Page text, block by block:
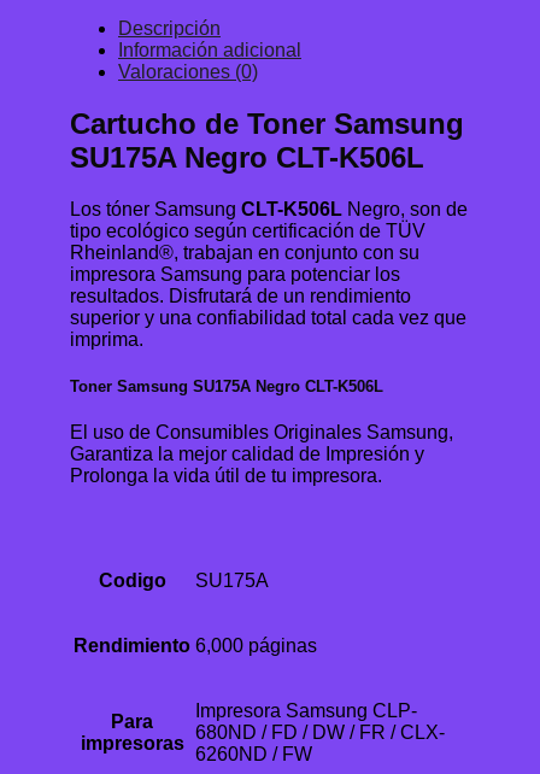
Descripción
Información adicional
Valoraciones (0)
Cartucho de Toner Samsung
SU175A Negro CLT-K506L
Los tóner Samsung CLT-K506L Negro, son de
tipo ecológico según certificación de TÜV
Rheinland®, trabajan en conjunto con su
impresora Samsung para potenciar los
resultados. Disfrutará de un rendimiento
superior y una confiabilidad total cada vez que
imprima.
Toner Samsung SU175A Negro CLT-K506L
El uso de Consumibles Originales Samsung,
Garantiza la mejor calidad de Impresión y
Prolonga la vida útil de tu impresora.
Codigo SU175A
Rendimiento 6,000 páginas
Para
impresoras
Impresora Samsung CLP-
680ND / FD / DW / FR / CLX-
6260ND / FW